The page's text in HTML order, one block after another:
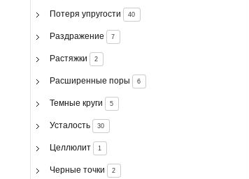
Потеря упругости 40
Раздражение 7
Растяжки 2
Расширенные поры 6
Темные круги 5
Усталость 30
Целлюлит 1
Черные точки 2